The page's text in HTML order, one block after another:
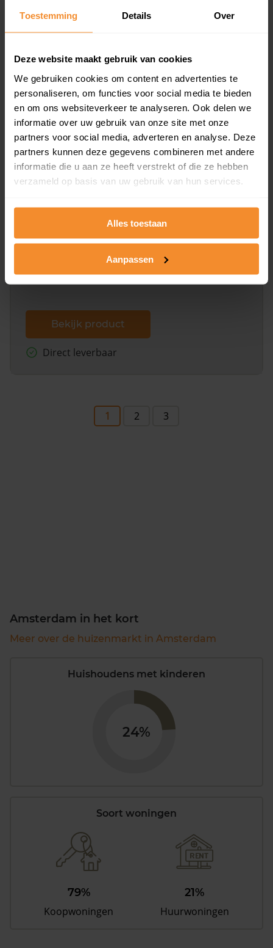
Toestemming Details Over
Deze website maakt gebruik van cookies
We gebruiken cookies om content en advertenties te
personaliseren, om functies voor social media te bieden
en om ons websiteverkeer te analyseren. Ook delen we
informatie over uw gebruik van onze site met onze
partners voor social media, adverteren en analyse. Deze
partners kunnen deze gegevens combineren met andere
informatie die u aan ze heeft verstrekt of die ze hebben
verzameld op basis van uw gebruik van hun services.
Alles toestaan
Aanpassen
Een overzicht van alle verkochte woningen (koopsom
en koopdatum) binnen een postcodegebied. Dit
Bekijk product
Direct leverbaar
Een uitgebreid overzicht van het perceel en
dit inclusief de luchtfoto!
Bekijk product
Direct leverbaar
1 2 3
Amsterdam in het kort
Meer over de huizenmarkt in Amsterdam
Huishoudens met kinderen
24%
Soort woningen
79%
Koopwoningen
21%
Huurwoningen